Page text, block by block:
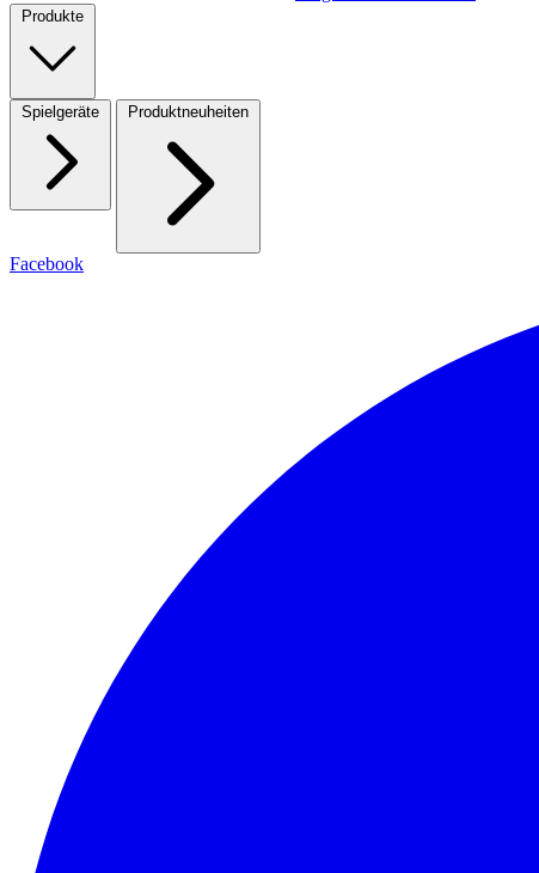
Produkte
Spielgeräte Produktneuheiten
Facebook